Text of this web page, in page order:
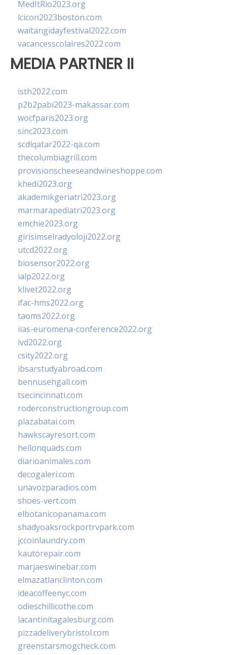
MedItRio2023.org
lcicon2023boston.com
waitangidayfestival2022.com
vacancesscolaires2022.com
MEDIA PARTNER II
isth2022.com
p2b2pabi2023-makassar.com
wocfparis2023.org
sinc2023.com
scdlqatar2022-qa.com
thecolumbiagrill.com
provisionscheeseandwineshoppe.com
khedi2023.org
akademikgeriatri2023.org
marmarapediatri2023.org
emchie2023.org
girisimselradyoloji2022.org
utcd2022.org
biosensor2022.org
ialp2022.org
klivet2022.org
ifac-hms2022.org
taoms2022.org
iias-euromena-conference2022.org
ivd2022.org
csity2022.org
ibsarstudyabroad.com
bennusehgall.com
tsecincinnati.com
roderconstructiongroup.com
plazabatai.com
hawkscayresort.com
hellonquads.com
diarioanimales.com
decogaleri.com
unavozparadios.com
shoes-vert.com
elbotanicopanama.com
shadyoaksrockportrvpark.com
jccoinlaundry.com
kautorepair.com
marjaeswinebar.com
elmazatlanclinton.com
ideacoffeenyc.com
odieschillicothe.com
lacantinitagalesburg.com
pizzadeliverybristol.com
greenstarsmogcheck.com